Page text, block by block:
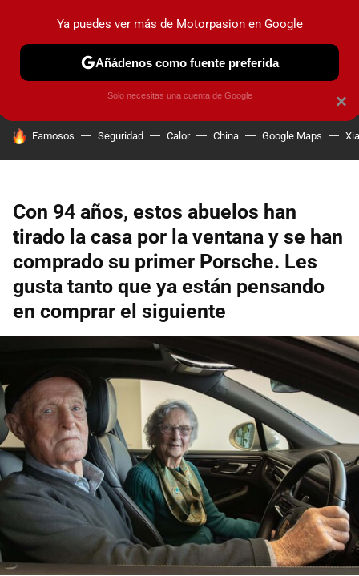
PRUEBAS COCHES ELÉCTRICOS OBSERVATORIO
HOY SE HABLA DE
Famosos Seguridad Calor China Google Maps
Con 94 años, estos abuelos han
tirado la casa por la ventana y se han
comprado su primer Porsche. Les
gusta tanto que ya están pensando
en comprar el siguiente
×
Ya puedes ver más de Motorpasion en Google
Añádenos como fuente preferida
Solo necesitas una cuenta de Google